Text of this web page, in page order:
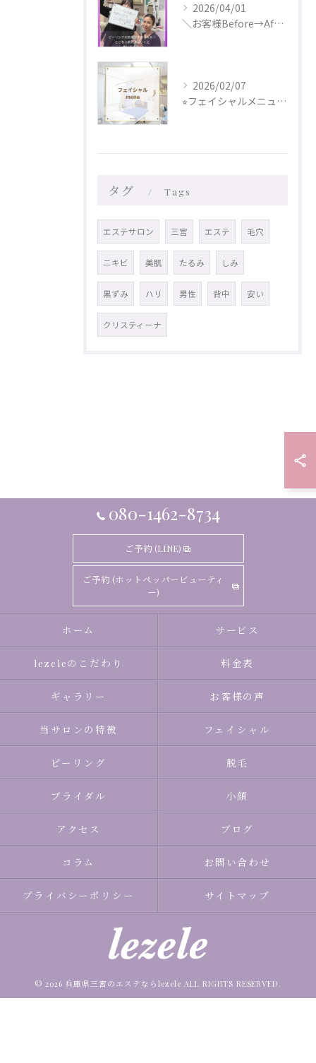
2026/04/01
＼お客様Before→After✨／
2026/02/07
⭐︎フェイシャルメニュー更新しました⭐︎
タグ Tags
エステサロン 三宮 エステ 毛穴
ニキビ 美肌 たるみ しみ
黒ずみ ハリ 男性 背中 安い
クリスティーナ
080-1462-8734
ご予約 (LINE)
ご予約 (ホットペッパービューティ
ー)
ホーム サービス
lezeleのこだわり 料金表
ギャラリー お客様の声
当サロンの特徴 フェイシャル
ピーリング 脱毛
ブライダル 小顔
アクセス ブログ
コラム お問い合わせ
プライバシーポリシー サイトマップ
© 2026 兵庫県三宮のエステならlezele ALL RIGHTS RESERVED.